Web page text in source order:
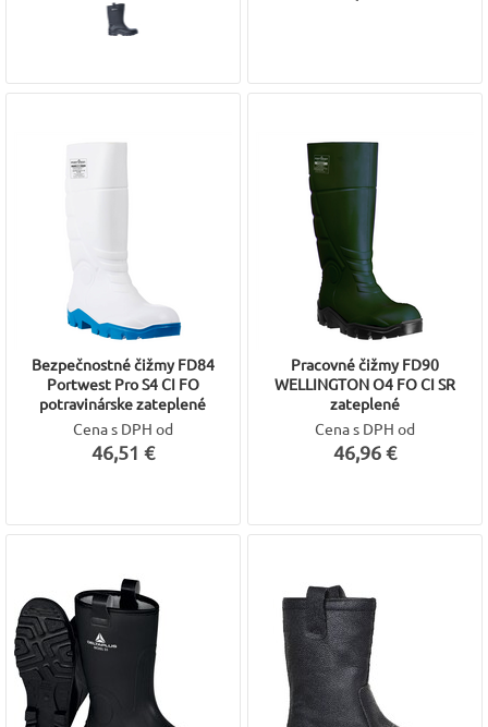
Bezpečnostné čižmy FD84
Portwest Pro S4 CI FO
potravinárske zateplené
Cena s DPH od
46,51 €
Pracovné čižmy FD90
WELLINGTON O4 FO CI SR
zateplené
Cena s DPH od
46,96 €